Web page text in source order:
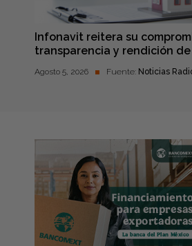
Infonavit reitera su
transparencia y rendición
Agosto 5, 2026 Fuente: Noticias